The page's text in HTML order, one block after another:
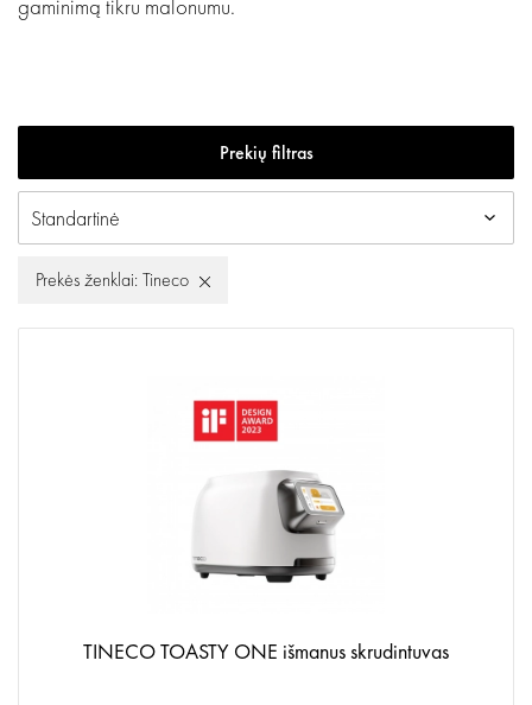
gaminimą tikru malonumu.
Prekių filtras
Prekės ženklai: Tineco
TINECO TOASTY ONE išmanus skrudintuvas